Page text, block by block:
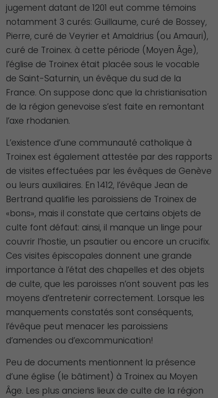
jugement datant de 1201 eut comme témoins
notamment 3 curés: Guillaume, curé de Bossey,
Pierre, curé de Veyrier et Amaldrius (ou Amauri),
curé de Troinex. à cette période (Moyen Âge),
l’église de Troinex était placée sous le vocable
de Saint-Saturnin, un évêque du sud de la
France. On suppose donc que la christianisation
de la région genevoise s’est faite en remontant
l’axe rhodanien.
L’existence d’une communauté catholique à
Troinex est également attestée par des rapports
de visites effectuées par les évêques de Genève
ou leurs auxiliaires. En 1412, l’évêque Jean de
Bertrand qualifie les paroissiens de Troinex de
«bons», mais il constate que certains objets de
culte font défaut: ainsi, il manque un linge pour
couvrir l’hostie, un psautier ou encore un crucifix.
Ces visites épiscopales donnent une grande
importance à l’état des chapelles et des objets
de culte, que les paroisses n’ont souvent pas les
moyens d’entretenir correctement. Lorsque les
manquements constatés sont conséquents,
l’évêque peut menacer les paroissiens
d’amendes ou d’excommunication!
Peu de documents mentionnent la présence
d’une église (le bâtiment) à Troinex au Moyen
Âge. Les plus anciens lieux de culte de la région